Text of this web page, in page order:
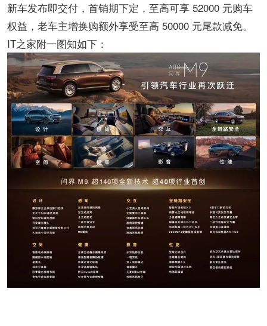
新车发布即交付，首销期下定，至高可享 52000 元购车
权益，老车主增换购额外享受至高 50000 元尾款减免。
IT之家附一图知如下：